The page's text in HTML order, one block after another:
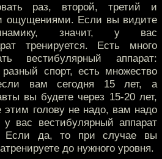
раз, второй, третий и
ощущениями. Если вы видите
значит, у вас
тренируется. Есть много
вестибулярный аппарат:
спорт, есть множество
вам сегодня 15 лет, а
вы будете через 15-20 лет,
этим голову не надо, вам надо
вас вестибулярный аппарат
Если да, то при случае вы
до нужного уровня.